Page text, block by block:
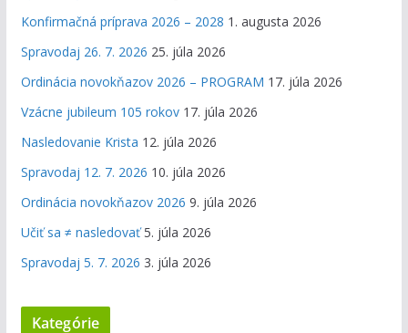
Konfirmačná príprava 2026 – 2028 1. augusta 2026
Spravodaj 26. 7. 2026 25. júla 2026
Ordinácia novokňazov 2026 – PROGRAM 17. júla 2026
Vzácne jubileum 105 rokov 17. júla 2026
Nasledovanie Krista 12. júla 2026
Spravodaj 12. 7. 2026 10. júla 2026
Ordinácia novokňazov 2026 9. júla 2026
Učiť sa ≠ nasledovať 5. júla 2026
Spravodaj 5. 7. 2026 3. júla 2026
Kategórie